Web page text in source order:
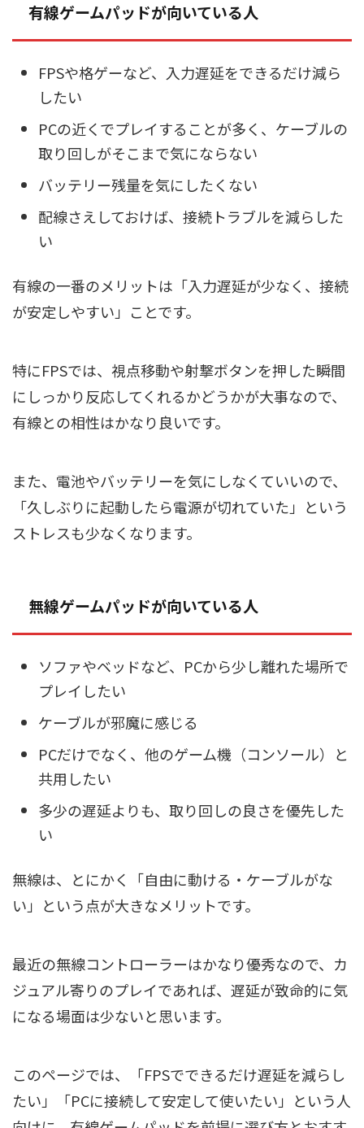
有線ゲームパッドが向いている人
FPSや格ゲーなど、入力遅延をできるだけ減ら
したい
PCの近くでプレイすることが多く、ケーブルの
取り回しがそこまで気にならない
バッテリー残量を気にしたくない
配線さえしておけば、接続トラブルを減らした
い
有線の一番のメリットは「入力遅延が少なく、接続
が安定しやすい」ことです。
特にFPSでは、視点移動や射撃ボタンを押した瞬間
にしっかり反応してくれるかどうかが大事なので、
有線との相性はかなり良いです。
また、電池やバッテリーを気にしなくていいので、
「久しぶりに起動したら電源が切れていた」という
ストレスも少なくなります。
無線ゲームパッドが向いている人
ソファやベッドなど、PCから少し離れた場所で
プレイしたい
ケーブルが邪魔に感じる
PCだけでなく、他のゲーム機（コンソール）と
共用したい
多少の遅延よりも、取り回しの良さを優先した
い
無線は、とにかく「自由に動ける・ケーブルがな
い」という点が大きなメリットです。
最近の無線コントローラーはかなり優秀なので、カ
ジュアル寄りのプレイであれば、遅延が致命的に気
になる場面は少ないと思います。
このページでは、「FPSでできるだけ遅延を減らし
たい」「PCに接続して安定して使いたい」という人